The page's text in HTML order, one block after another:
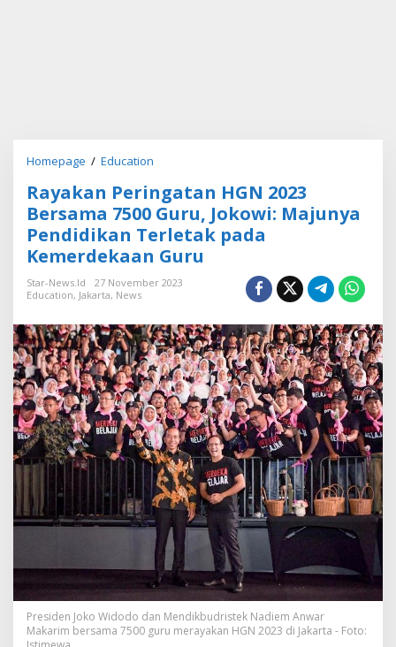
Homepage / Education
y
a
k
a
n
e
n
g
a
t
a
n
H
G
N
2
0
2
3
B
e
r
s
a
m
a
Rayakan Peringatan HGN 2023
Bersama 7500 Guru, Jokowi: Majunya
Pendidikan Terletak pada
Kemerdekaan Guru
Star-News.id
27 November 2023
Education, Jakarta, News
Presiden Joko Widodo dan Mendikbudristek Nadiem Anwar
Makarim bersama 7500 guru merayakan HGN 2023 di Jakarta - Foto: